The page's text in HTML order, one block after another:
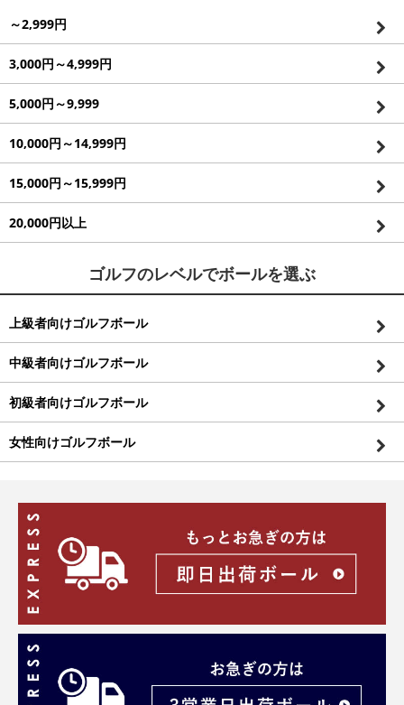
～2,999円
3,000円～4,999円
5,000円～9,999
10,000円～14,999円
15,000円～15,999円
20,000円以上
ゴルフのレベルでボールを選ぶ
上級者向けゴルフボール
中級者向けゴルフボール
初級者向けゴルフボール
女性向けゴルフボール